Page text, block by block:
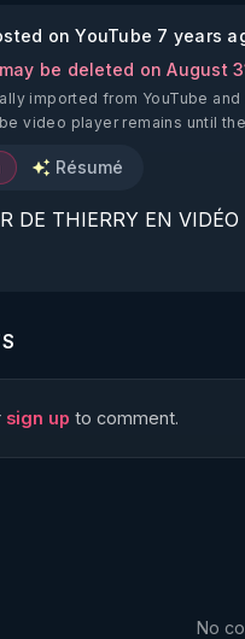
on YouTube 7 years
be deleted on August
imported from YouTube
video player remains until
Résumé
DE THIERRY EN
RÉGÉNÈRE
sign up to comment.
No